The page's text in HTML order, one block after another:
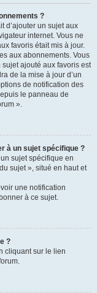
?
d’ajouter un sujet aux
internet. Vous ne
favoris était mis à jour.
aux abonnements. Vous
ajouté aux favoris est
de la mise à jour d’un
de notification des
le panneau de
».
à un sujet spécifique ?
sujet spécifique en
sujet », situé en haut et
une notification
à ce sujet.
?
cliquant sur le lien